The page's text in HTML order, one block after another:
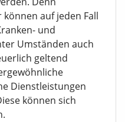
auf jeden Fall
und
Umständen auch
geltend
Dienstleistungen
können sich